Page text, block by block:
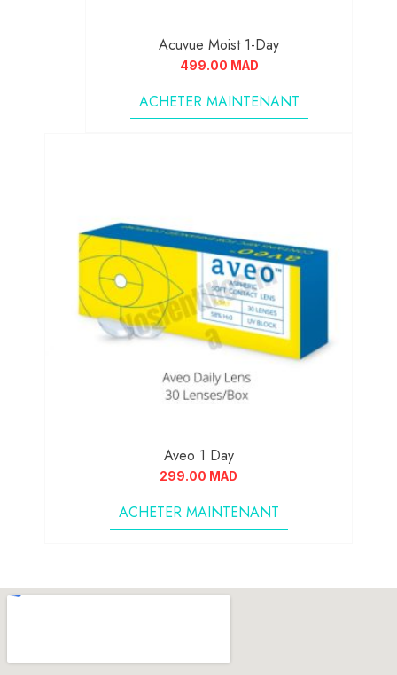
Acuvue Moist 1-Day
499.00 MAD
ACHETER MAINTENANT
Aveo 1 Day
299.00 MAD
ACHETER MAINTENANT